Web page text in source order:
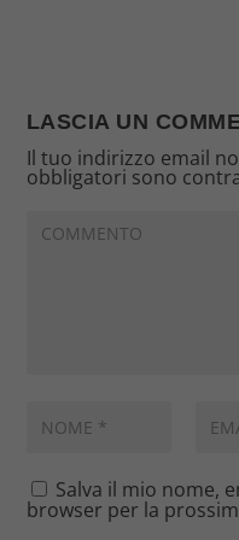
LASCIA UN
Il tuo indirizzo email
obbligatori sono
Salva il mio nome,
browser per la